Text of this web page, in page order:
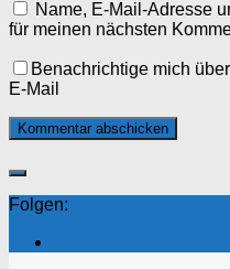
Name, E-Mail-Adresse
für meinen nächsten
Benachrichtige mich
E-Mail
Folgen: